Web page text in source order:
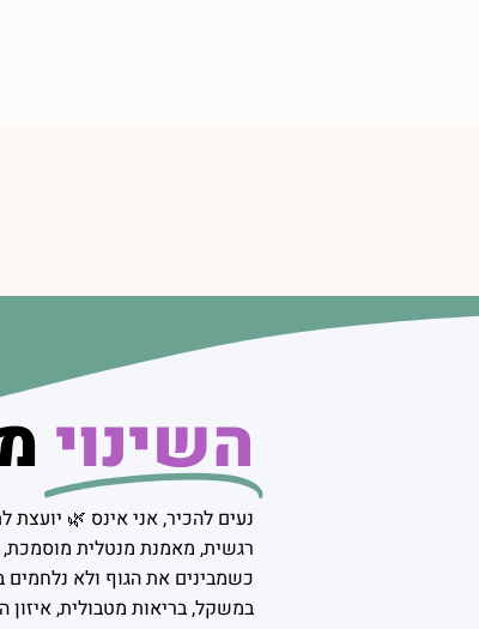
השינוי
נעים להכיר, אני אינס 🌿
כשמבינים את הגוף ולא נלחמים
במשקל, בריאות מטבולית, איזון